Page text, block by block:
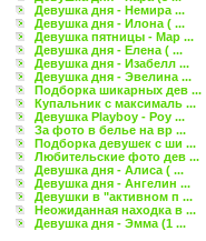
Девушка дня - Немира ...
Девушка дня - Илона ( ...
Девушка пятницы - Мар ...
Девушка дня - Елена ( ...
Девушка дня - Изабелл ...
Девушка дня - Эвелина ...
Подборка шикарных дев ...
Купальник с максималь ...
Девушка Playboy - Роу ...
За фото в белье на вр ...
Подборка девушек с ши ...
Любительские фото дев ...
Девушка дня - Алиса ( ...
Девушка дня - Ангелин ...
Девушки в "активном п ...
Неожиданная находка в ...
Девушка дня - Эмма (1 ...